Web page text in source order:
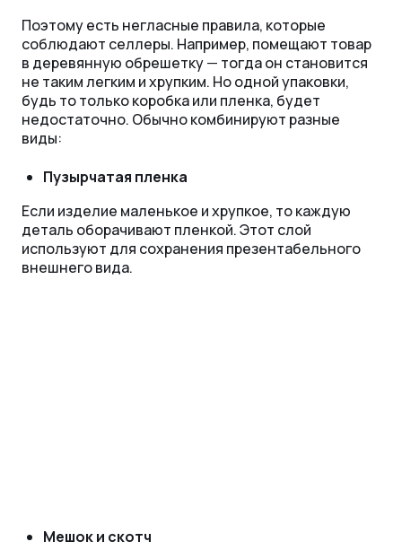
Поэтому есть негласные правила, которые
соблюдают селлеры. Например, помещают товар
в деревянную обрешетку— тогда он становится
не таким легким и хрупким. Но одной упаковки,
будь то только коробка или пленка, будет
недостаточно. Обычно комбинируют разные
виды:
Пузырчатая пленка
Если изделие маленькое и хрупкое, то каждую
деталь оборачивают пленкой. Этот слой
используют для сохранения презентабельного
внешнего вида.
Мешок и скотч